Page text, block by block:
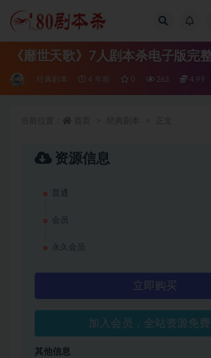
《靡世天歌》7人剧本杀电子版完
经典剧本 4 年前 0 263 4.99
资源信息
普通
会员
永久会员
立即购买
加入会员，全站资源免费
其他信息